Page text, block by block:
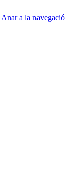
Anar a la navegació